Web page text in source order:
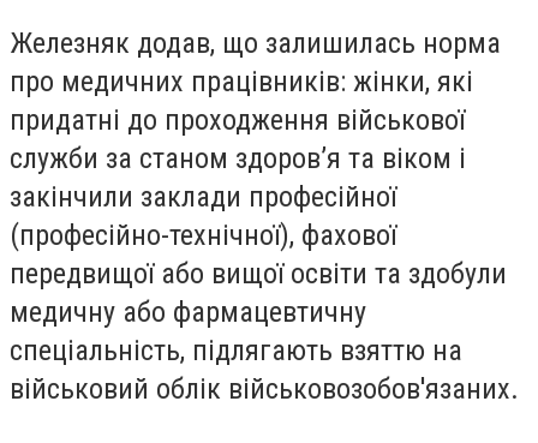
Железняк додав, що залишилась норма
про медичних працівників: жінки, які
придатні до проходження військової
служби за станом здоров’я та віком і
закінчили заклади професійної
(професійно-технічної), фахової
передвищої або вищої освіти та здобули
медичну або фармацевтичну
спеціальність, підлягають взяттю на
військовий облік військовозобов'язаних.